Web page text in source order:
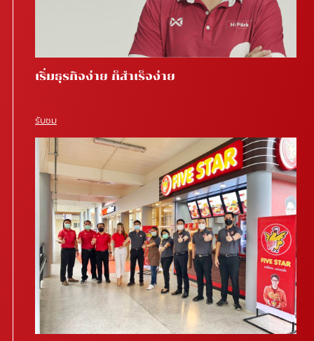
เริ่มธุรกิจง่าย ก็สำเร็จง่าย
รับชม